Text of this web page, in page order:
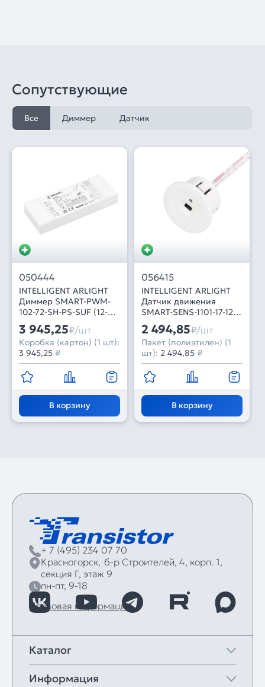
Сопутствующие
Все Диммер Датчик
050444
INTELLIGENT ARLIGHT
Диммер SMART-PWM-
102-72-SH-PS-SUF (12-
48V, 2x7A, 2.4G) (IARL,
Контроллер)
3 945,25₽/шт
Коробка (картон) (1 шт):
3 945,25 ₽
В корзину
056415
INTELLIGENT ARLIGHT
Датчик движения
SMART-SENS-1101-17-12-
IN White (12-24V, 1x1.5A,
Switch) (IARL, IP20
Пластик, 5 лет)
2 494,85₽/шт
Пакет (полиэтилен) (1
шт): 2 494,85 ₽
В корзину
+ 7 (495) 234 07 70
Красногорск, б‑р Строителей, 4, корп. 1,
секция Г, этаж 9
пн-пт, 9-18
Правовая информация
Каталог
Информация